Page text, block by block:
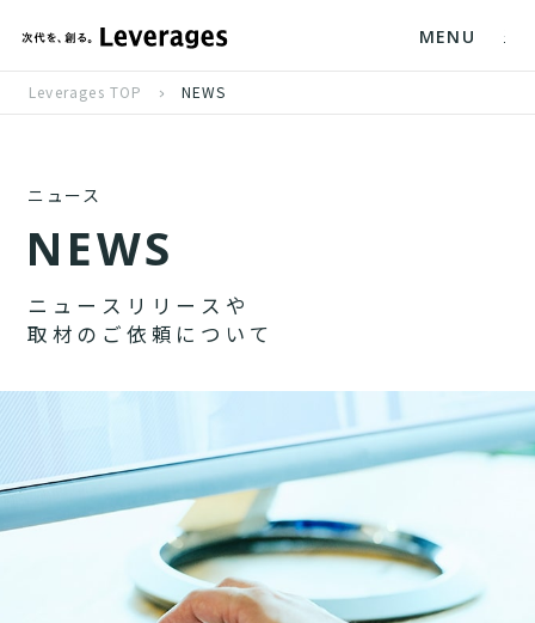
MENU
Leverages TOP NEWS
ニュース
NEWS
ニ ュ ー ス リ リ ー ス や
取 材 の ご 依 頼 に つ い て